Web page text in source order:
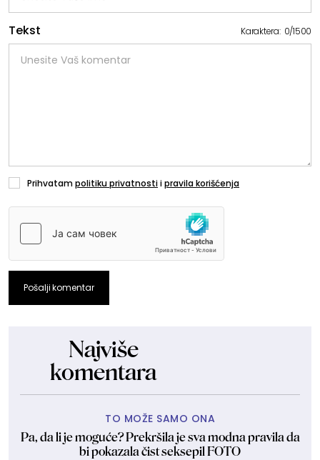
Tekst Karaktera: 0/1500
Prihvatampolitiku privatnostiipravila korišćenja
Pošalji komentar
Najviše
komentara
TO MOŽE SAMO ONA
Pa, da li je moguće? Prekršila je sva modna pravila da
bi pokazala čist seksepil FOTO